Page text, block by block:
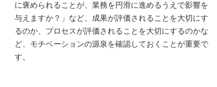
に褒められることが、業務を円滑に進めるうえで影響を
与えますか？」など、成果が評価されることを大切にす
るのか、プロセスが評価されることを大切にするのかな
ど、モチベーションの源泉を確認しておくことが重要で
す。